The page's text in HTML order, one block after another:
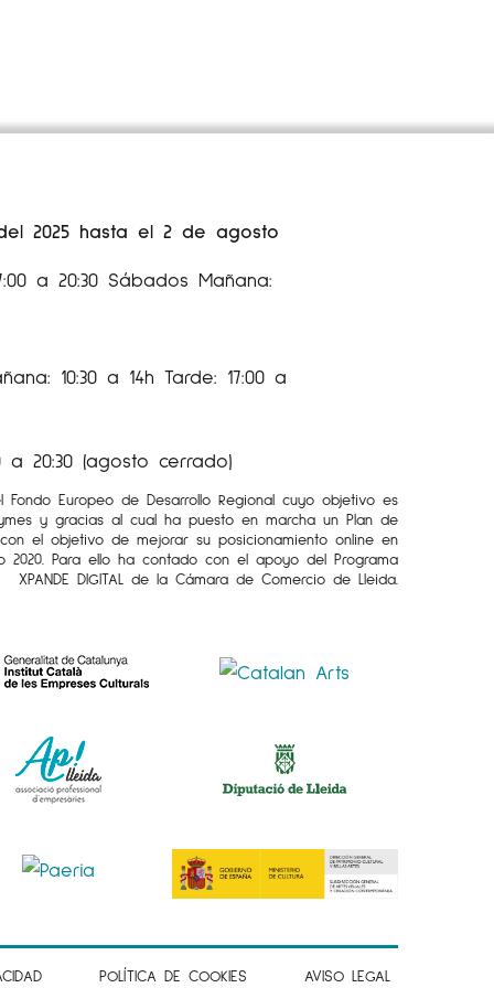
2025 hasta el 2 de agosto
a 20:30 Sábados Mañana:
10:30 a 14h Tarde: 17:00 a
20:30 (agosto cerrado)
Europeo de Desarrollo Regional cuyo objetivo es
y gracias al cual ha puesto en marcha un Plan de
el objetivo de mejorar su posicionamiento online en
2020. Para ello ha contado con el apoyo del Programa
XPANDE DIGITAL de la Cámara de Comercio de Lleida.
POLÍTICA DE COOKIES AVISO LEGAL